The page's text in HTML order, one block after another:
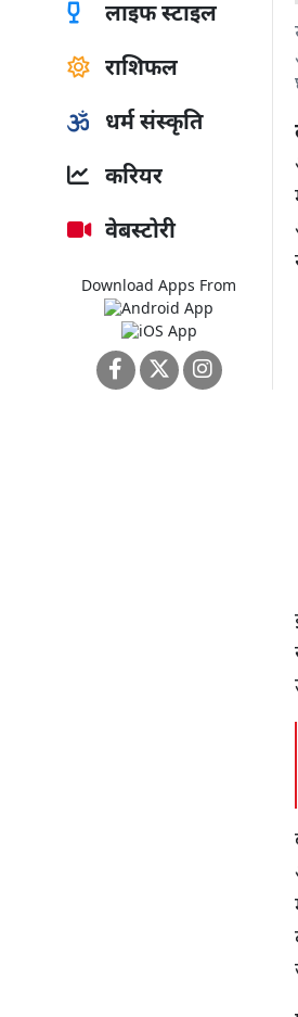
लाइफ स्टाइल
राशिफल
धर्म संस्कृति
करियर
वेबस्टोरी
Download Apps From